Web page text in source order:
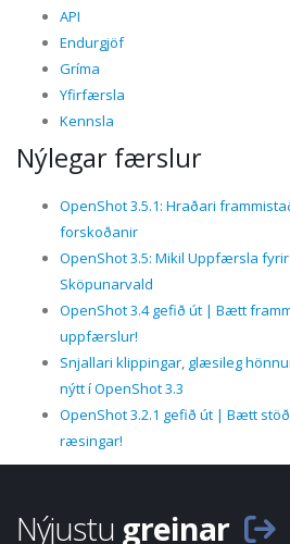
API
Endurgjöf
Gríma
Yfirfærsla
Kennsla
Nýlegar færslur
OpenShot 3.5.1: Hraðari
forskoðanir
OpenShot 3.5: Mikil Uppfærsla
Sköpunarvald
OpenShot 3.4 gefið út | Bætt
uppfærslur!
Snjallari klippingar, glæsileg
nýtt í OpenShot 3.3
OpenShot 3.2.1 gefið út | Bætt
ræsingar!
Nýjustu greinar